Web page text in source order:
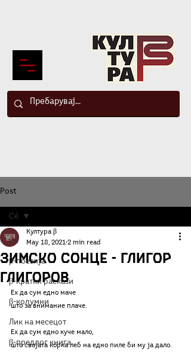
Post
Сè
β-поезија
β-кратки раскази
β-колумни
Лик на месецот
β-предлог книга
Сè
Зимско сонце - Глигор
Глигоров
Култура β
May 18, 2021 2 min read
Ех да сум едно маче
што за внимание плаче.
Ех да сум едно куче мало,
што својата корка леб на едно пиле би му ја дало.